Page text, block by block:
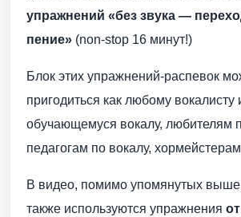
упражнений «без звука —
пение» (non-stop 16 минут!)
Блок этих упражнений-распевок
пригодиться как любому вокалисту
обучающемуся вокалу, любителям
педагогам по вокалу, хормейстерам
В видео, помимо упомянутых выше
также используются упражнения от